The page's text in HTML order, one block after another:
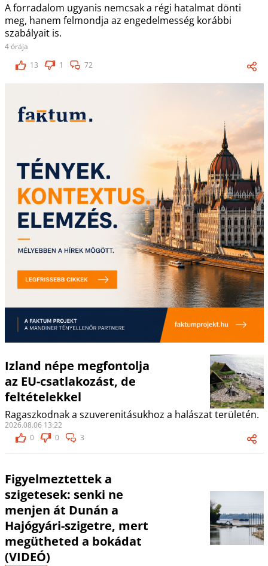
A forradalom ugyanis nemcsak a régi hatalmat dönti
meg, hanem felmondja az engedelmesség korábbi
szabályait is.
4 órája
13
1 72
Izland népe megfontolja
az EU-csatlakozást, de
feltételekkel
Ragaszkodnak a szuverenitásukhoz a halászat területén.
2026.08.06 13:22
0
0 3
Figyelmeztettek a
szigetesek: senki ne
menjen át Dunán a
Hajógyári-szigetre, mert
megütheted a bokádat
(VIDEÓ)